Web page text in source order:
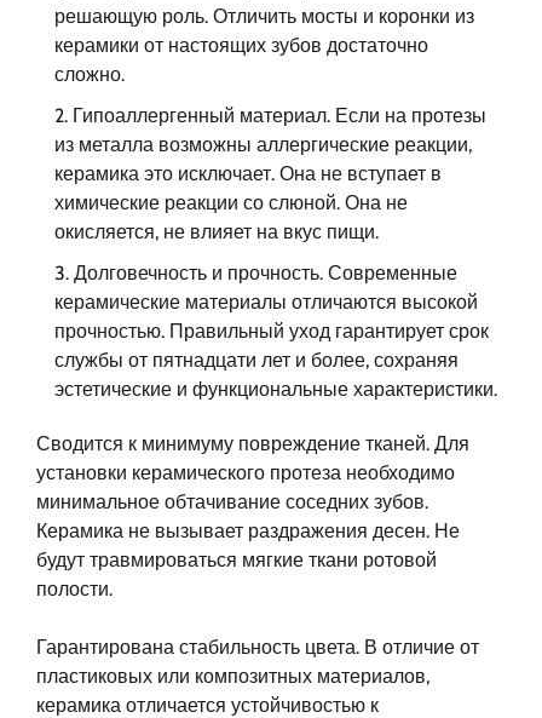
решающую роль. Отличить мосты и коронки из
керамики от настоящих зубов достаточно
сложно.
Гипоаллергенный материал. Если на протезы
из металла возможны аллергические реакции,
керамика это исключает. Она не вступает в
химические реакции со слюной. Она не
окисляется, не влияет на вкус пищи.
Долговечность и прочность. Современные
керамические материалы отличаются высокой
прочностью. Правильный уход гарантирует срок
службы от пятнадцати лет и более, сохраняя
эстетические и функциональные характеристики.
Сводится к минимуму повреждение тканей. Для
установки керамического протеза необходимо
минимальное обтачивание соседних зубов.
Керамика не вызывает раздражения десен. Не
будут травмироваться мягкие ткани ротовой
полости.
Гарантирована стабильность цвета. В отличие от
пластиковых или композитных материалов,
керамика отличается устойчивостью к